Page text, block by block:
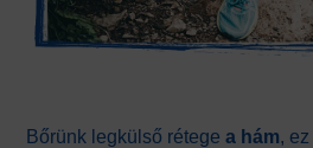
Bőrünk legkülső rétegea hám, ez